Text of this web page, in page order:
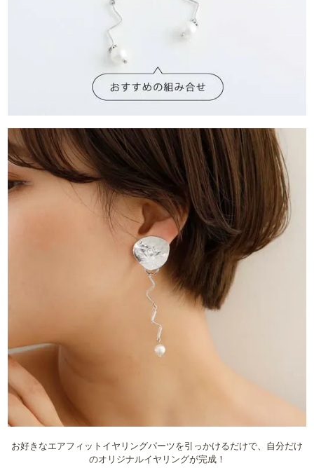
お好きなエアフィットイヤリングパーツを引っかけるだけで、自分だけ
のオリジナルイヤリングが完成！